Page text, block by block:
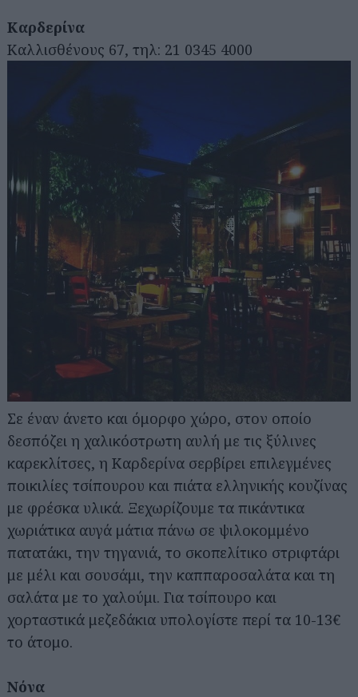
Καρδερίνα
Καλλισθένους 67, τηλ: 21 0345 4000
Σε έναν άνετο και όμορφο χώρο, στον οποίο
δεσπόζει η χαλικόστρωτη αυλή με τις ξύλινες
καρεκλίτσες, η Καρδερίνα σερβίρει επιλεγμένες
ποικιλίες τσίπουρου και πιάτα ελληνικής κουζίνας
με φρέσκα υλικά. Ξεχωρίζουμε τα πικάντικα
χωριάτικα αυγά μάτια πάνω σε ψιλοκομμένο
πατατάκι, την τηγανιά, το σκοπελίτικο στριφτάρι
με μέλι και σουσάμι, την καππαροσαλάτα και τη
σαλάτα με το χαλούμι. Για τσίπουρο και
χορταστικά μεζεδάκια υπολογίστε περί τα 10-13€
το άτομο.
Νόνα